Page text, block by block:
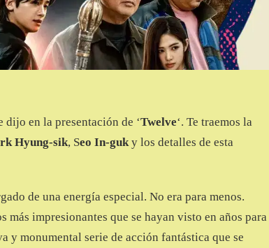
dijo en la presentación de ‘Twelve‘. Te traemos la
Hyung-sik, Seo In-guky los detalles de esta
de una energía especial. No era para menos.
más impresionantes que se hayan visto en años para
y monumental serie de acción fantástica que se